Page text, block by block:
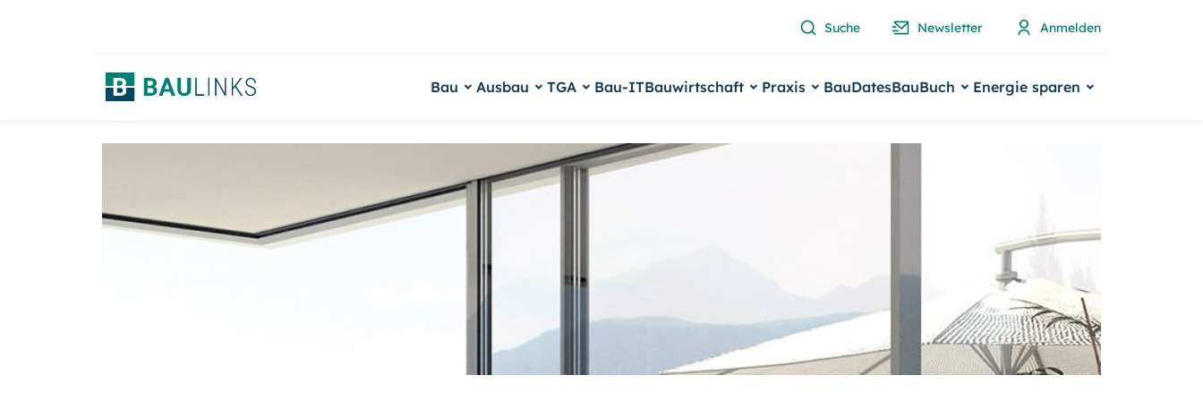
Suche Newsletter Anmelden
Bau Ausbau TGA Bau-ITBauwirtschaft Praxis BauDatesBauBuch Energie sparen